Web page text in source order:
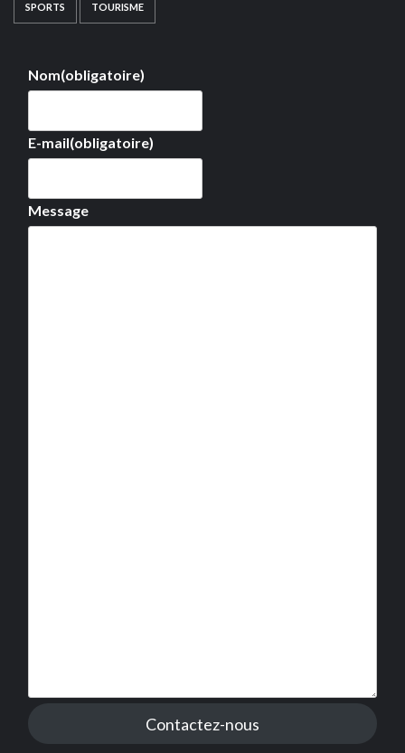
SPORTS TOURISME
Nom(obligatoire)
E-mail(obligatoire)
Message
Contactez-nous